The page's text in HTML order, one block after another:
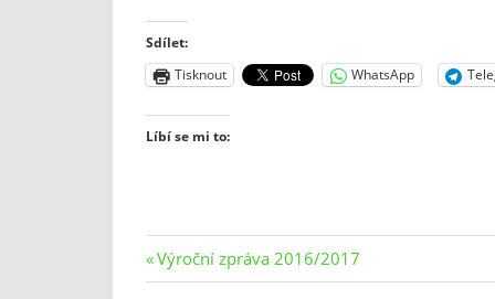
Sdílet:
Tisknout
WhatsApp
Líbí se mi to:
Navigace
Previous
Post:
Výroční zpráva 2016/2017